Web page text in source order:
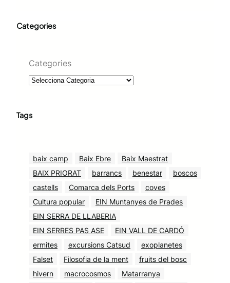
Categories
Categories
Tags
baix camp Baix Ebre
Baix Maestrat
BAIX PRIORAT
barrancs benestar
boscos
castells
Comarca dels Ports
coves
Cultura popular
EIN Muntanyes de Prades
EIN SERRA DE LLABERIA
EIN SERRES PAS ASE
EIN VALL DE CARDÓ
ermites
excursions Catsud
exoplanetes
Falset
Filosofia de la ment
fruits del bosc
hivern
macrocosmos
Matarranya